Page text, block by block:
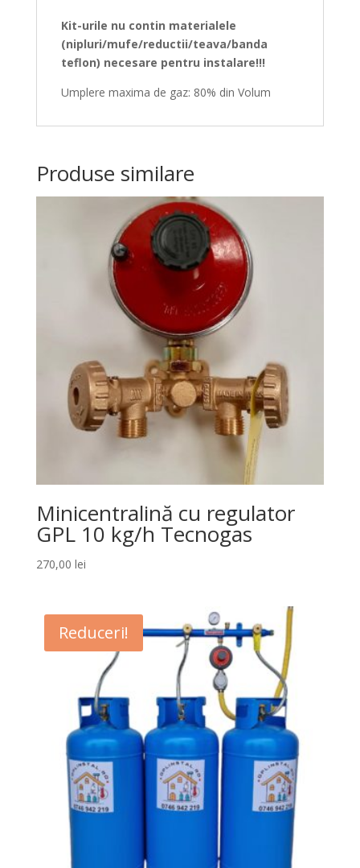
Kit-urile nu contin materialele
(nipluri/mufe/reductii/teava/banda
teflon) necesare pentru instalare!!!
Umplere maxima de gaz: 80% din Volum
Produse similare
Minicentralină cu regulator
GPL 10 kg/h Tecnogas
270,00 lei
Reduceri!